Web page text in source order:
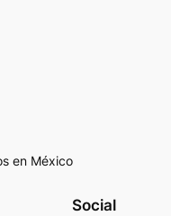
en México
Social